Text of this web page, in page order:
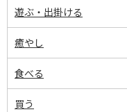
遊ぶ・出掛ける
癒やし
食べる
買う